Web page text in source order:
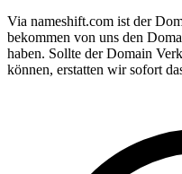
Via nameshift.com ist der
bekommen von uns den
haben. Sollte der Domain
können, erstatten wir sofort